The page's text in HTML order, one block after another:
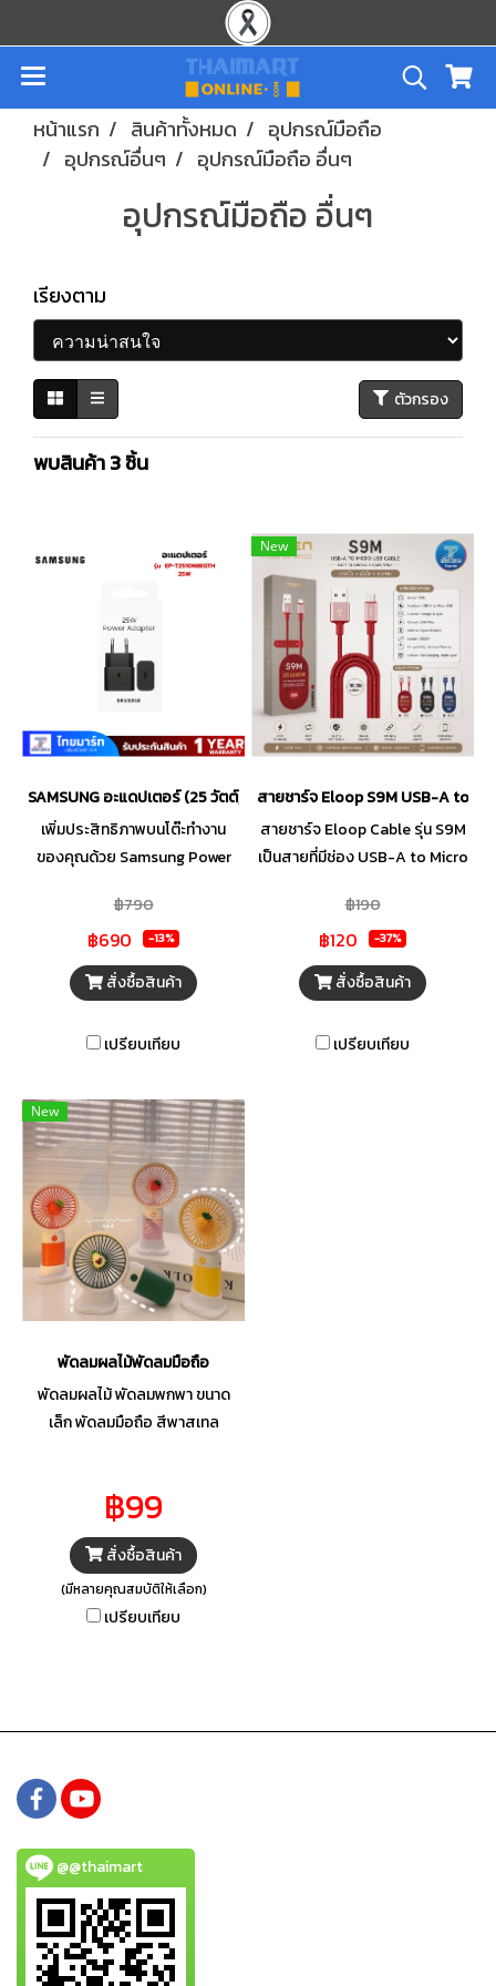
หน้าแรก สินค้าทั้งหมด
อุปกรณ์มือถือ
อุปกรณ์อื่นๆ
อุปกรณ์มือถือ อื่นๆ
อุปกรณ์มือถือ อื่นๆ
เรียงตาม
ตัวกรอง
พบสินค้า 3 ชิ้น
SAMSUNG อะแดปเตอร์ (25 วัตต์, สีดำ) รุ่น EP-T2510NBEGTH
เพิ่มประสิทธิภาพบนโต๊ะทำงาน
ของคุณด้วย Samsung Power
ที่มีกำลังไฟสูงสุด 25W สำหรับ
อุปกรณ์ที่รองรับสายเคเบิล USB
Type-C ที่มาพร้อมดีไซน์กะทัดรัด
บางลงและพกพาสะดวกกว่ารุ่น
มีให้เลือกสีดำและสีขาว ปลอดภัย
ปลอดภัยจากกระแสไฟเกิน ไฟฟ้า
ลัดวงจรและอุณหภูมิสูงเกิน
กระแสไฟรั่วต่ำ และภัยอื่นอีก
มากมาย
฿790
฿690 -13%
สั่งซื้อสินค้า
เปรียบเทียบ
New
สายชาร์จ Eloop S9M USB-A to
สายชาร์จ Eloop Cable รุ่น S9M
เป็นสายที่มีช่อง USB-A to Micro
แดง
฿190
฿120 -37%
สั่งซื้อสินค้า
เปรียบเทียบ
New
พัดลมผลไม้พัดลมมือถือ
พัดลมผลไม้ พัดลมพกพา ขนาด
เล็ก พัดลมมือถือ สีพาสเทล
฿99
สั่งซื้อสินค้า
(มีหลายคุณสมบัติให้เลือก)
เปรียบเทียบ
@@thaimart